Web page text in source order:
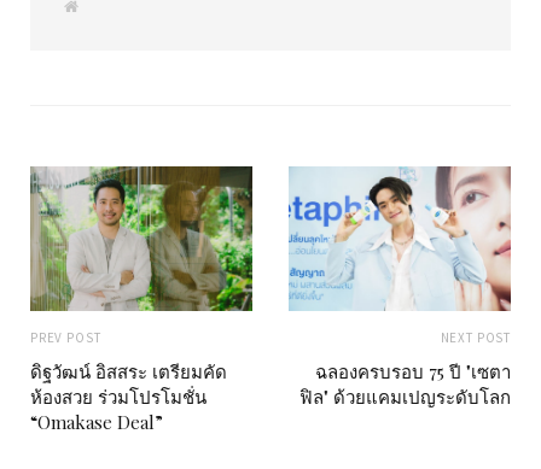
W
PREV POST
ดิฐวัฒน์ อิสสระ เตรียมคัด
ห้องสวย ร่วมโปรโมชั่น
“Omakase Deal”
NEXT POST
ฉลองครบรอบ 75 ปี "เซตา
ฟิล" ด้วยแคมเปญระดับโลก